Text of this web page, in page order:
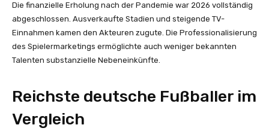
Die finanzielle Erholung nach der Pandemie war 2026 vollständig
abgeschlossen. Ausverkaufte Stadien und steigende TV-
Einnahmen kamen den Akteuren zugute. Die Professionalisierung
des Spielermarketings ermöglichte auch weniger bekannten
Talenten substanzielle Nebeneinkünfte.
Reichste deutsche Fußballer im
Vergleich